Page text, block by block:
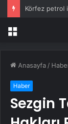
Menü
Anasayfa /
Haber
Sezgin